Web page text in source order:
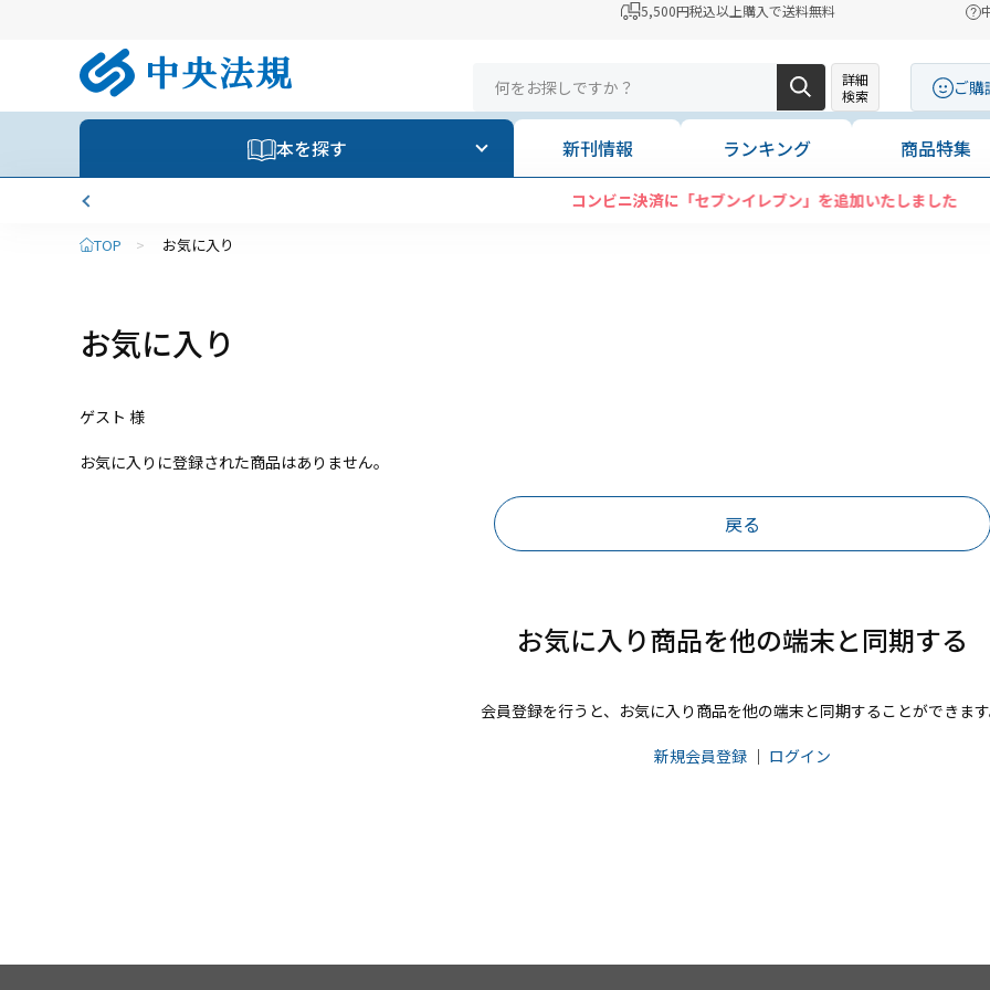
5,500円税込以上購入で送料無料
詳細
検索
ご
本を探す 新刊情報 ランキング 商品特集
コンビニ決済に「セブンイレブン」を追加いたしました
TOP > お気に入り
お気に入り
ゲスト 様
お気に入りに登録された商品はありません。
戻る
お気に入り商品を他の端末と同期する
会員登録を行うと、お気に入り商品を他の端末と同期することができま
新規会員登録 ｜ ログイン